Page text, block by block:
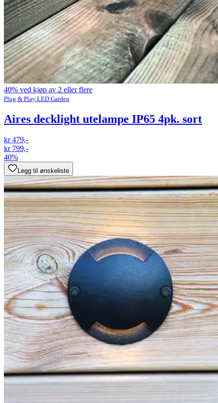
40% ved kjøp av 2 eller flere
Plug & Play LED Garden
Aires decklight utelampe IP65 4pk. sort
kr 479,-
kr 799,-
40%
Legg til ønskeliste